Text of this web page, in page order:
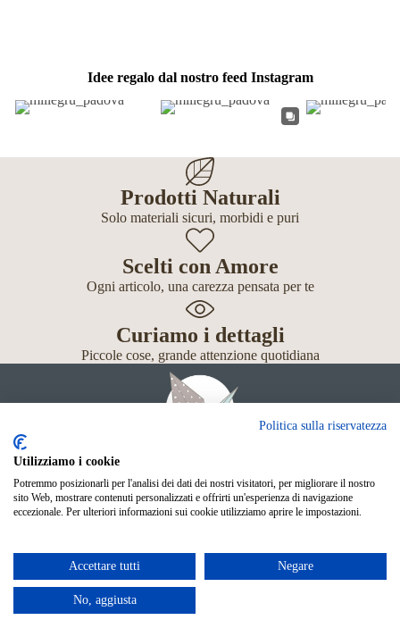
Idee regalo dal nostro feed Instagram
Prodotti Naturali
Solo materiali sicuri, morbidi e puri
Scelti con Amore
Ogni articolo, una carezza pensata per te
Curiamo i dettagli
Piccole cose, grande attenzione quotidiana
Giochi
Neonato
Shop Online
© Mille Gru di Sofia Calore. P.IVA 05033240283
Metodi di pagamento
Politica sulla riservatezza
Utilizziamo i cookie
Potremmo posizionarli per l'analisi dei dati dei nostri visitatori, per migliorare il nostro
sito Web, mostrare contenuti personalizzati e offrirti un'esperienza di navigazione
eccezionale. Per ulteriori informazioni sui cookie utilizziamo aprire le impostazioni.
Accettare tutti Negare
No, aggiusta